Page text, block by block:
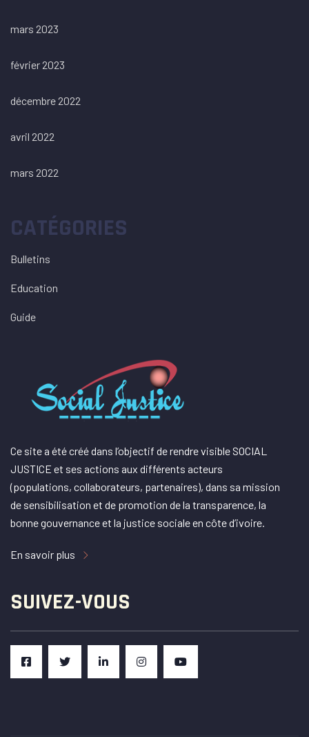
mars 2023
février 2023
décembre 2022
avril 2022
mars 2022
CATÉGORIES
Bulletins
Education
Guide
Ce site a été créé dans l’objectif de rendre visible SOCIAL
JUSTICE et ses actions aux différents acteurs
(populations, collaborateurs, partenaires), dans sa mission
de sensibilisation et de promotion de la transparence, la
bonne gouvernance et la justice sociale en côte d’ivoire.
En savoir plus
SUIVEZ-VOUS